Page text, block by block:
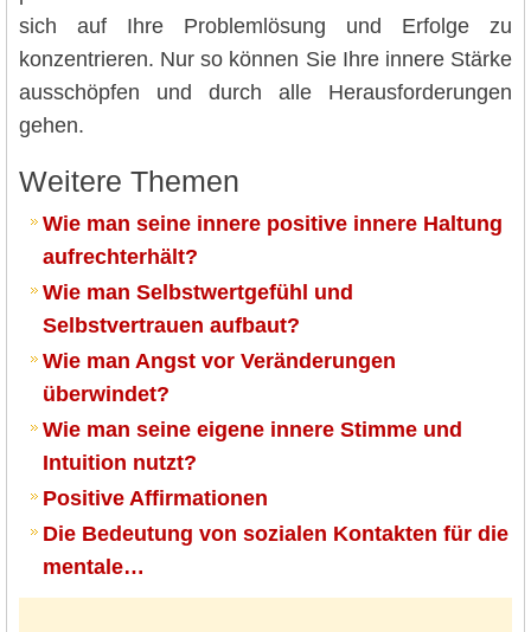
sich auf Ihre Problemlösung und Erfolge zu
konzentrieren. Nur so können Sie Ihre innere Stärke
ausschöpfen und durch alle Herausforderungen
gehen.
Weitere Themen
Wie man seine innere positive innere Haltung
aufrechterhält?
Wie man Selbstwertgefühl und
Selbstvertrauen aufbaut?
Wie man Angst vor Veränderungen
überwindet?
Wie man seine eigene innere Stimme und
Intuition nutzt?
Positive Affirmationen
Die Bedeutung von sozialen Kontakten für die
mentale…